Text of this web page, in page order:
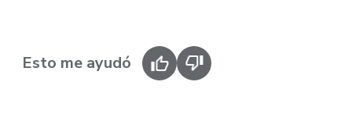
Esto me ayudó